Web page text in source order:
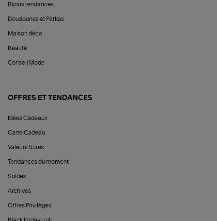
Bijoux tendances
Doudounes et Parkas
Maison déco
Beauté
Conseil Mode
OFFRES ET TENDANCES
Idées Cadeaux
Carte Cadeau
Valeurs Sûres
Tendances du moment
Soldes
Archives
Offres Privilèges